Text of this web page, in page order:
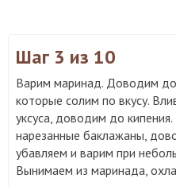
Шаг 3 из 10
Варим маринад. Доводим
которые солим по вкусу.
уксуса, доводим до
нарезанные баклажаны,
убавляем и варим при
Вынимаем из маринада,